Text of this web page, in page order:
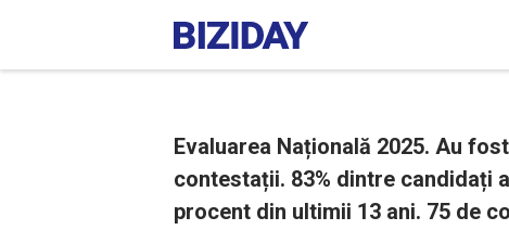
Evaluarea Națională 2025. Au
contestații. 83% dintre candidați
procent din ultimii 13 ani. 75 de